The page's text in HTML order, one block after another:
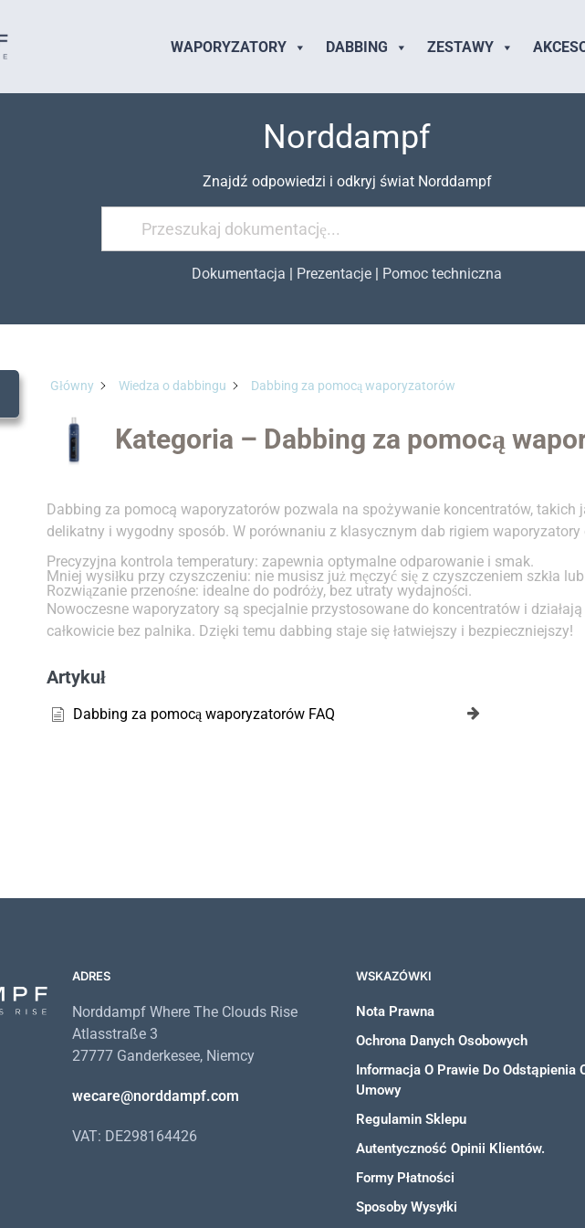
WAPORYZATORY DABBING ZESTAWY
Norddampf
Znajdź odpowiedzi i odkryj świat Norddampf
Dokumentacja | Prezentacje | Pomoc techniczna
Główny Wiedza o dabbingu Dabbing za pomocą waporyzatorów
Kategoria – Dabbing za pomocą
Dabbing za pomocą waporyzatorów pozwala na spożywanie koncentratów,
delikatny i wygodny sposób. W porównaniu z klasycznym dab rigiem
Precyzyjna kontrola temperatury: zapewnia optymalne odparowanie i smak.
Mniej wysiłku przy czyszczeniu: nie musisz już męczyć się z czyszczeniem szkła
Rozwiązanie przenośne: idealne do podróży, bez utraty wydajności.
Nowoczesne waporyzatory są specjalnie przystosowane do koncentratów i
całkowicie bez palnika. Dzięki temu dabbing staje się łatwiejszy i bezpieczniejszy!
Artykuł
Dabbing za pomocą waporyzatorów FAQ
ADRES
Norddampf Where The Clouds Rise
Atlasstraße 3
27777 Ganderkesee, Niemcy
wecare@norddampf.com
VAT: DE298164426
WSKAZÓWKI
Nota Prawna
Ochrona Danych Osobowych
Informacja O Prawie Do Odstąpienia
Umowy
Regulamin Sklepu
Autentyczność Opinii Klientów.
Formy Płatności
Sposoby Wysyłki